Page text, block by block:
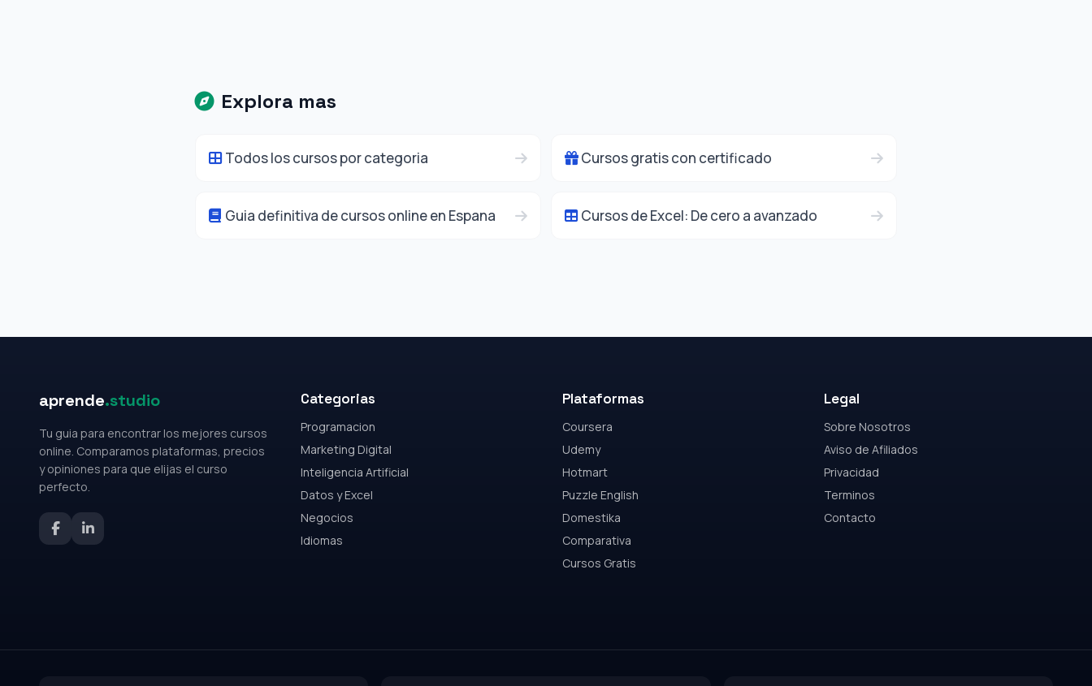
Explora mas
Todos los cursos por categoria Cursos gratis con certificado
Guia definitiva de cursos online en Espana Cursos de Excel: De cero a avanzado
aprende.studio
Tu guia para encontrar los mejores cursos
online. Comparamos plataformas, precios
y opiniones para que elijas el curso
perfecto.
Categorias
Programacion
Marketing Digital
Inteligencia Artificial
Datos y Excel
Negocios
Idiomas
Plataformas
Coursera
Udemy
Hotmart
Puzzle English
Domestika
Comparativa
Cursos Gratis
Legal
Sobre Nosotros
Aviso de Afiliados
Privacidad
Terminos
Contacto